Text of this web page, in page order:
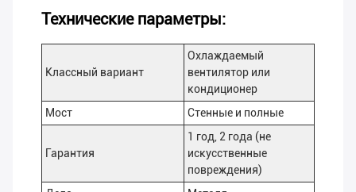
Технические параметры:
Классный вариант
Охлаждаемый
вентилятор или
кондиционер
Мост
Стенные и полные
Гарантия
1 год, 2 года (не
искусственные
повреждения)